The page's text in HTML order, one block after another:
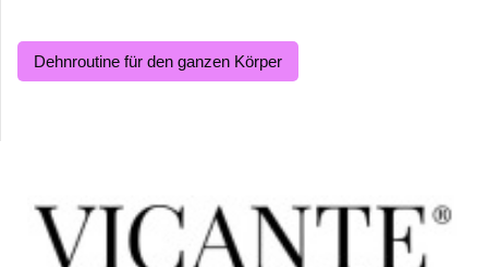
Dehnroutine für den ganzen Körper